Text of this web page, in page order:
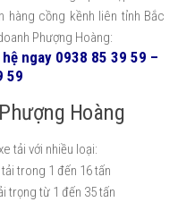
hàng cồng kềnh liên tỉnh Bắc
Phượng Hoàng:
ngay 0938 85 39 59 –
59
Hoàng
tải với nhiều loại:
trong 1 đến 16 tấn
trọng từ 1 đến 35 tấn